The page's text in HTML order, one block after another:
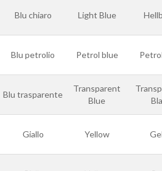
Blu chiaro Light Blue
Blu petrolio Petrol blue
Blu trasparente
Transparent
Blue
Giallo Yellow